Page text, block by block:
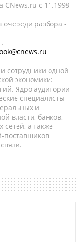
CNews.ru c 11.1998
очереди разбора -
сотрудники одной
экономики:
Ядро аудитории
специалисты
и
власти, банков,
а также
поставщиков